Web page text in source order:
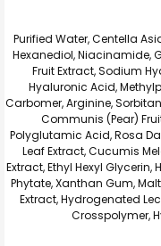
Purified Water, Centella
Hexanediol, Niacinamide,
Fruit Extract, Sodium
Hyaluronic Acid,
Carbomer, Arginine,
Communis (Pear)
Polyglutamic Acid, Rosa
Leaf Extract, Cucumis
Extract, Ethyl Hexyl
Phytate, Xanthan Gum,
Extract, Hydrogenated
Crosspolymer,